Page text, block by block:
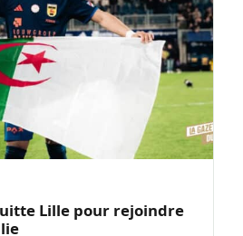
Lille pour rejoindre